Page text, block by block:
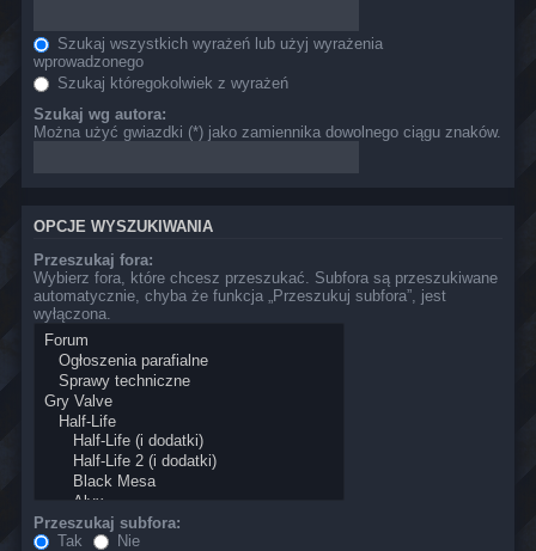
Szukaj wszystkich wyrażeń lub użyj wyrażenia
wprowadzonego
Szukaj któregokolwiek z wyrażeń
Szukaj wg autora:
Można użyć gwiazdki (*) jako zamiennika dowolnego ciągu znaków.
OPCJE WYSZUKIWANIA
Przeszukaj fora:
Wybierz fora, które chcesz przeszukać. Subfora są przeszukiwane
automatycznie, chyba że funkcja „Przeszukuj subfora”, jest
wyłączona.
Przeszukaj subfora:
Tak
Nie